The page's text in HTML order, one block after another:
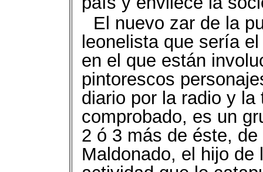
El nuevo zar de la
leonelista que sería
en el que están
pintorescos
diario por la radio y
comprobado, es un
2 ó 3 más de éste,
Maldonado, el hijo de